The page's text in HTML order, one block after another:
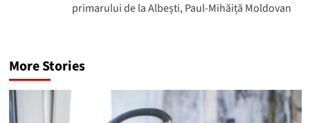
primarului de la Albești, Paul-Mihăiță Moldovan
More Stories